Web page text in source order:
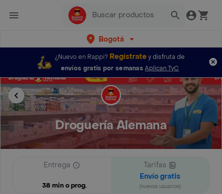
Bogotá
¿Nuevo en Rappi? Regístratey disfruta de
envíos gratis por semanas Aplican TyC
Droguería Alemana
Entrega
38 min o prog.
Tarifas
Envío gratis
(nuevos usuarios)